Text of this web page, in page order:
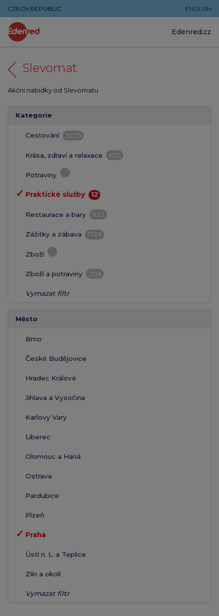
CZECH REPUBLIC ENGLISH
Edenred.cz
Slevomat
Akční nabídky od Slevomatu
Kategorie
Cestování 3275
Krása, zdraví a relaxace 1013
Potraviny
✓ Praktické služby 12
Restaurace a bary 932
Zážitky a zábava 1726
Zboží
Zboží a potraviny 208
Vymazat filtr
Město
Brno
České Budějovice
Hradec Králové
Jihlava a Vysočina
Karlovy Vary
Liberec
Olomouc a Haná
Ostrava
Pardubice
Plzeň
✓ Praha
Ústí n. L. a Teplice
Zlín a okolí
Vymazat filtr